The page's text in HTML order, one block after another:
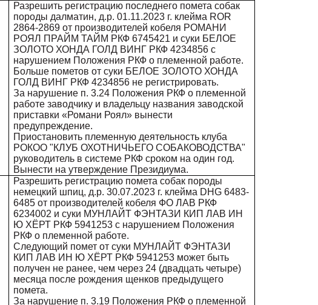
Разрешить регистрацию последнего помета собак
породы далматин, д.р. 01.11.2023 г. клейма ROR
2864-2869 от производителей кобеля РОМАНИ
РОЯЛ ПРАЙМ ТАЙМ РКФ 6745421 и суки БЕЛОЕ
ЗОЛОТО ХОНДА ГОЛД ВИНГ РКФ 4234856 с
нарушением Положения РКФ о племенной работе.
Больше пометов от суки БЕЛОЕ ЗОЛОТО ХОНДА
ГОЛД ВИНГ РКФ 4234856 не регистрировать.
За нарушение п. 3.24 Положения РКФ о племенной
работе заводчику и владельцу названия заводской
приставки «Романи Роял» вынести
предупреждение.
Приостановить племенную деятельность клуба
РОКОО "КЛУБ ОХОТНИЧЬЕГО СОБАКОВОДСТВА"
руководитель в системе РКФ сроком на один год.
Вынести на утверждение Президиума.
Разрешить регистрацию помета собак породы
немецкий шпиц, д.р. 30.07.2023 г. клейма DHG 6483-
6485 от производителей кобеля ФО ЛАВ РКФ
6234002 и суки МУНЛАЙТ ФЭНТАЗИ КИП ЛАВ ИН
Ю ХЁРТ РКФ 5941253 с нарушением Положения
РКФ о племенной работе.
Следующий помет от суки МУНЛАЙТ ФЭНТАЗИ
КИП ЛАВ ИН Ю ХЁРТ РКФ 5941253 может быть
получен не ранее, чем через 24 (двадцать четыре)
месяца после рождения щенков предыдущего
помета.
За нарушение п. 3.19 Положения РКФ о племенной